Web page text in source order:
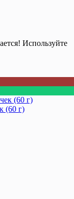
Используйте
(60 г)